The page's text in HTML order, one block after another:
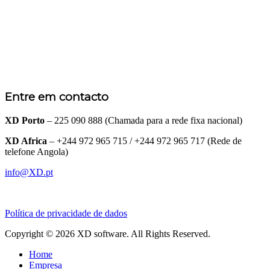
Entre em contacto
XD Porto – 225 090 888 (Chamada para a rede fixa nacional)
XD Africa – +244 972 965 715 / +244 972 965 717 (Rede de
telefone Angola)
info@XD.pt
Política de privacidade de dados
Copyright © 2026 XD software. All Rights Reserved.
Home
Empresa